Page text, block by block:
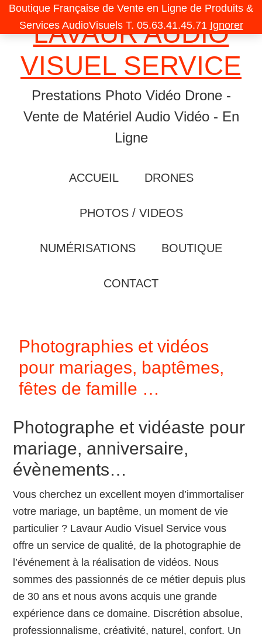
Skip
primary
navigation
Skip
content
Skip
primary
sidebar
LAVAUR AUDIO
VISUEL SERVICE
Prestations Photo Vidéo Drone -
Vente de Matériel Audio Vidéo - En
Ligne
ACCUEIL DRONES
PHOTOS / VIDEOS
NUMÉRISATIONS BOUTIQUE
CONTACT
Photographies et vidéos
pour mariages, baptêmes,
fêtes de famille …
Photographe et vidéaste pour
mariage, anniversaire,
évènements…
Vous cherchez un excellent moyen d’immortaliser
votre mariage, un baptême, un moment de vie
particulier ? Lavaur Audio Visuel Service vous
offre un service de qualité, de la photographie de
l’événement à la réalisation de vidéos. Nous
sommes des passionnés de ce métier depuis plus
de 30 ans et nous avons acquis une grande
expérience dans ce domaine. Discrétion absolue,
professionnalisme, créativité, naturel, confort. Un
Boutique Française de Vente en Ligne de Produits &
Services AudioVisuels T. 05.63.41.45.71 Ignorer